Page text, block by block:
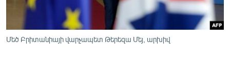
ՄԵԿՆԱԲԱՆՈՒԹՅՈՒՆ
ՏՏ ԵՒ ԻՆՏԵՐՆԵՏ
Մեծ Բրիտանիայի վարչապետ Թերեզա Մեյ, արխիվ